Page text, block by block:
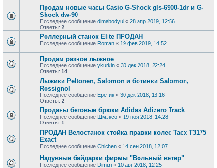
Продам новые часы Casio G-Shock gls-6900-1dr и G-
Shock dw-90
Последнее сообщение dimabodyul « 28 апр 2019, 12:56
Ответы: 2
Роллерный станок Elite ПРОДАН
Последнее сообщение Roman « 19 фев 2019, 14:52
Продам разное лыжное
Последнее сообщение ykurkin « 30 дек 2018, 22:24
Ответы: 14
Лыжики Peltonen, Salomon и ботинки Salomon,
Rossignol
Последнее сообщение Еретик « 30 дек 2018, 13:16
Ответы: 2
Проданы беговые брюки Adidas Adizero Track
Последнее сообщение Шмэксо « 19 ноя 2018, 14:28
Ответы: 1
ПРОДАН Велостанок стойка правки колес Tacx T3175
Exact
Последнее сообщение Chichen « 14 сен 2018, 12:07
Надувные байдарки фирмы "Вольный ветер"
Последнее сообщение Dimitri « 10 авг 2018, 12:25